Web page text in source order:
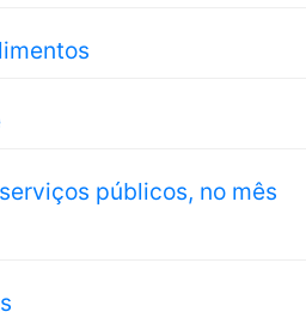
públicos, no mês